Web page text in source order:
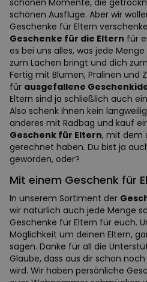
schönen Momente, die
schönen Ausflüge. Aber wir
Geschenke für Eltern
Geschenke für die Eltern für
es bei uns alles, was jede
zum Lachen bringt und dich
Fertig mit Blumen, Pralinen und
für ausgefallene
Eltern sind ja schließlich auch
Also schenk ihnen kein
anderes mit Radbag und kauf
Geschenk für Eltern, mit dem
gerechnet haben. Du bist ja
geworden, oder?
Mit einem Geschenk für
In unserem Sortiment der
wir natürlich auch jede Menge
Geschenke für Eltern für euch.
Möglichkeit um deinen Eltern,
sagen. Danke für all die
Glaube, dass aus dir schon
wird. Wir haben persönliche